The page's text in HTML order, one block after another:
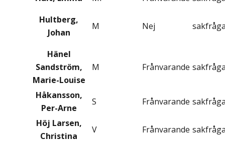
Hultberg,
Johan
M Nej
Hänel
Sandström,
Marie-Louise
M Frånvarande
Håkansson,
Per-Arne
S Frånvarande
Höj Larsen,
Christina
V Frånvarande